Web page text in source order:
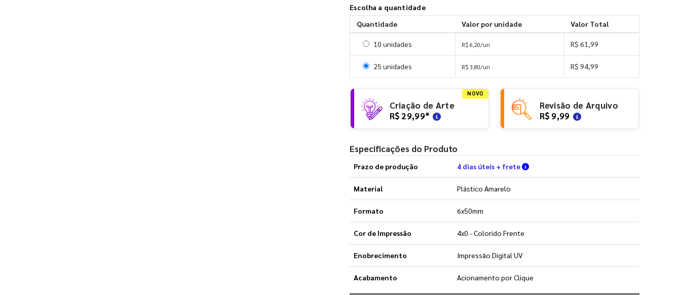
Escolha a quantidade
Quantidade
Valor por unidade Valor Total
Selecionar 10 unidades
10 unidades R$ 6,20/un R$ 61,99
Selecionar 25 unidades
25 unidades R$ 3,80/un R$ 94,99
NOVO
Criação de Arte
R$ 29,99*
Revisão de Arquivo
R$ 9,99
Especificações do Produto
Prazo de produção 4 dias úteis + frete Verifique as condições de entrega
Material Plástico Amarelo
Formato 6x50mm
Cor de Impressão 4x0 - Colorido Frente
Enobrecimento Impressão Digital UV
Acabamento Acionamento por Clique